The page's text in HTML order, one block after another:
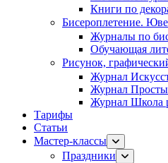
Книги по
Бисероплетение.
Журналы по
Обучающая
Рисунок,
Журнал
Журнал
Журнал Школа
Тарифы
Статьи
Мастер-классы
Праздники